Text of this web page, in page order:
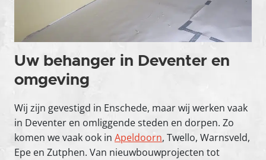
Uw behanger in Deventer en
omgeving
Wij zijn gevestigd in Enschede, maar wij werken vaak
in Deventer en omliggende steden en dorpen. Zo
komen we vaak ook in Apeldoorn, Twello, Warnsveld,
Epe en Zutphen. Van nieuwbouwprojecten tot